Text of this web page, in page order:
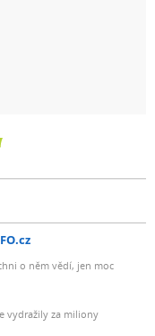
o něm vědí, jen moc
vydražily za miliony